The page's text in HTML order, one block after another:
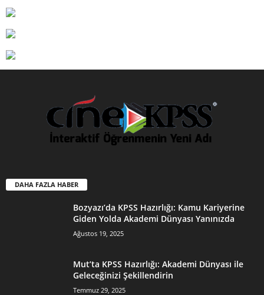
DAHA FAZLA HABER
Bozyazı’da KPSS Hazırlığı: Kamu Kariyerine
Giden Yolda Akademi Dünyası Yanınızda
Ağustos 19, 2025
Mut’ta KPSS Hazırlığı: Akademi Dünyası ile
Geleceğinizi Şekillendirin
Temmuz 29, 2025